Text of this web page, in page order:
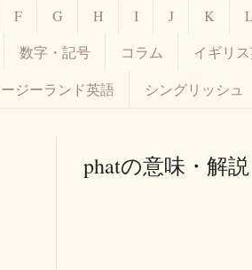
F G H I J K
数字・記号 コラム イギリ
ジーランド英語 シングリッシュ
phatの意味・解